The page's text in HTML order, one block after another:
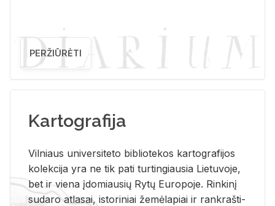
PERŽIŪRĖTI
Kartografija
Vil­niaus uni­ver­si­te­to bi­b­lio­te­kos kar­to­gra­fi­jos
ko­lek­ci­ja yra ne tik pati tur­tin­giau­sia Lie­tu­vo­je,
bet ir vie­na įdo­miau­sių Rytų Eu­ro­po­je. Rin­ki­nį
su­da­ro at­la­sai, is­to­ri­niai že­mė­la­piai ir rank­raš­ti­